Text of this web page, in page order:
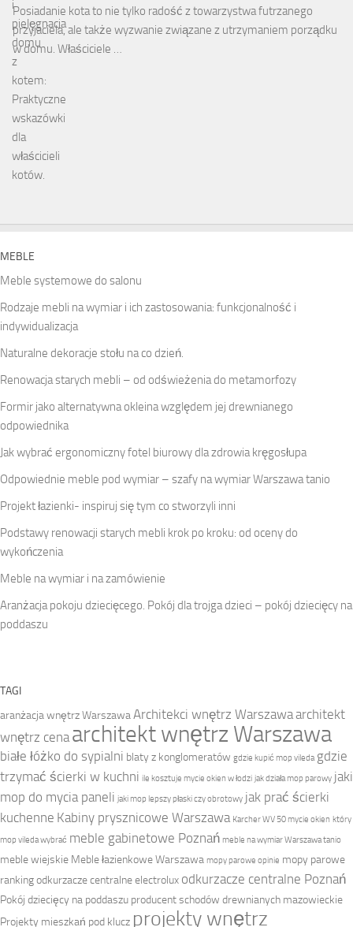
Posiadanie kota to nie tylko radość z towarzystwa futrzanego
przyjaciela, ale także wyzwanie związane z utrzymaniem porządku
w domu. Właściciele …
MEBLE
Meble systemowe do salonu
Rodzaje mebli na wymiar i ich zastosowania: funkcjonalność i
indywidualizacja
Naturalne dekoracje stołu na co dzień.
Renowacja starych mebli – od odświeżenia do metamorfozy
Formir jako alternatywna okleina względem jej drewnianego
odpowiednika
Jak wybrać ergonomiczny fotel biurowy dla zdrowia kręgosłupa
Odpowiednie meble pod wymiar – szafy na wymiar Warszawa tanio
Projekt łazienki- inspiruj się tym co stworzyli inni
Podstawy renowacji starych mebli krok po kroku: od oceny do
wykończenia
Meble na wymiar i na zamówienie
Aranżacja pokoju dziecięcego. Pokój dla trojga dzieci – pokój dziecięcy na
poddaszu
TAGI
aranżacja wnętrz Warszawa Architekci wnętrz Warszawaarchitekt
wnętrz cena architekt wnętrz Warszawa
białe łóżko do sypialni blaty z konglomeratów gdzie kupić mop vileda gdzie
trzymać ścierki w kuchni ile kosztuje mycie okien w łodzi jak działa mop parowy jaki
mop do mycia paneli jaki mop lepszy płaski czy obrotowy jak prać ścierki
kuchenne Kabiny prysznicowe Warszawa Karcher WV 50 mycie okien który
mop vileda wybrać meble gabinetowe Poznań meble na wymiar Warszawa tanio
meble wiejskie Meble łazienkowe Warszawa mopy parowe opinie mopy parowe
rankingodkurzacze centralne electrolux odkurzacze centralne Poznań
Pokój dziecięcy na poddaszu producent schodów drewnianych mazowieckie
Projekty mieszkań pod klucz projekty wnętrz